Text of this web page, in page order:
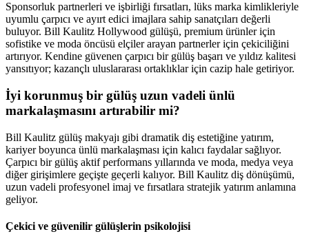
Sponsorluk partnerleri ve işbirliği fırsatları, lüks marka kimlikleriyle
uyumlu çarpıcı ve ayırt edici imajlara sahip sanatçıları değerli
buluyor. Bill Kaulitz Hollywood gülüşü, premium ürünler için
sofistike ve moda öncüsü elçiler arayan partnerler için çekiciliğini
artırıyor. Kendine güvenen çarpıcı bir gülüş başarı ve yıldız kalitesi
yansıtıyor; kazançlı uluslararası ortaklıklar için cazip hale getiriyor.
İyi korunmuş bir gülüş uzun vadeli ünlü
markalaşmasını artırabilir mi?
Bill Kaulitz gülüş makyajı gibi dramatik diş estetiğine yatırım,
kariyer boyunca ünlü markalaşması için kalıcı faydalar sağlıyor.
Çarpıcı bir gülüş aktif performans yıllarında ve moda, medya veya
diğer girişimlere geçişte geçerli kalıyor. Bill Kaulitz diş dönüşümü,
uzun vadeli profesyonel imaj ve fırsatlara stratejik yatırım anlamına
geliyor.
Çekici ve güvenilir gülüşlerin psikolojisi